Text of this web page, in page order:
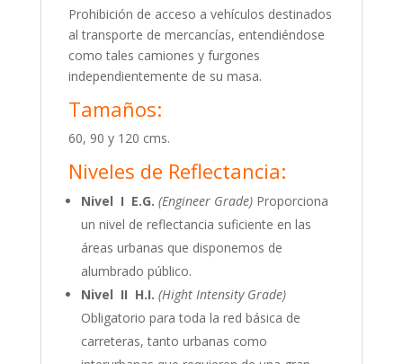
Prohibición de acceso a vehículos destinados
al transporte de mercancías, entendiéndose
como tales camiones y furgones
independientemente de su masa.
Tamaños:
60, 90 y 120 cms.
Niveles de Reflectancia:
Nivel I E.G. (Engineer Grade)Proporciona
un nivel de reflectancia suficiente en las
áreas urbanas que disponemos de
alumbrado público.
Nivel II H.I. (Hight Intensity Grade)
Obligatorio para toda la red básica de
carreteras, tanto urbanas como